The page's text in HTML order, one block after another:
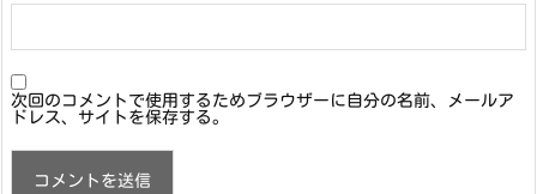
次回のコメントで使用するためブラウザーに自分の名前、メールア
ドレス、サイトを保存する。